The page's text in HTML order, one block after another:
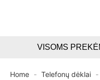
VISOMS
Home - Telefonų dėklai -